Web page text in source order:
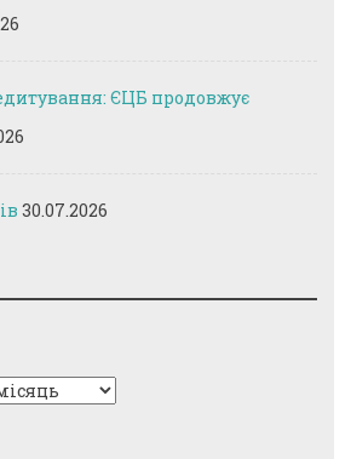
ЄЦБ продовжує
30.07.2026